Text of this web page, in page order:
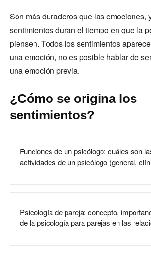
Son más duraderos que las emociones,
sentimientos duran el tiempo en que la
piensen. Todos los sentimientos
una emoción, no es posible hablar de
una emoción previa.
¿Cómo se origina los
sentimientos?
Funciones de un psicólogo: cuáles son
actividades de un psicólogo (general,
Psicología de pareja: concepto,
de la psicología para parejas en las